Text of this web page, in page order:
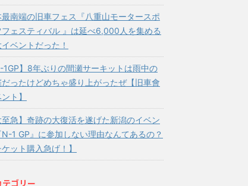
最南端の旧車フェス『八重山モータースポ
フェスティバル 』は延べ6,000人を集める
ベントだった！
1GP】8年ぶりの間瀬サーキットは雨中の
だったけどめちゃ盛り上がったぜ【旧車會
ト】
至急】奇跡の大復活を遂げた新潟のイベン
N-1 GP』に参加しない理由なんてあるの？
ケット購入急げ！】
テゴリー